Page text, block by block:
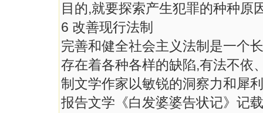
目的,就要探索产生犯罪的种种原
6 改善现行法制
完善和健全社会主义法制是一个
存在着各种各样的缺陷,有法不依
制文学作家以敏锐的洞察力和犀
报告文学《白发婆婆告状记》记